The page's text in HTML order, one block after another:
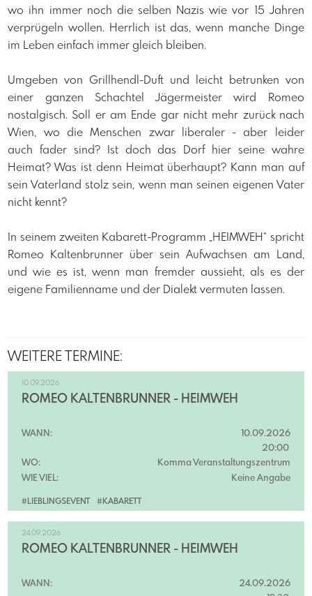
wo ihn immer noch die selben Nazis wie vor 15 Jahren
verprügeln wollen. Herrlich ist das, wenn manche Dinge
im Leben einfach immer gleich bleiben.
Umgeben von Grillhendl-Duft und leicht betrunken von
einer ganzen Schachtel Jägermeister wird Romeo
nostalgisch. Soll er am Ende gar nicht mehr zurück nach
Wien, wo die Menschen zwar liberaler - aber leider
auch fader sind? Ist doch das Dorf hier seine wahre
Heimat? Was ist denn Heimat überhaupt? Kann man auf
sein Vaterland stolz sein, wenn man seinen eigenen Vater
nicht kennt?
In seinem zweiten Kabarett-Programm „HEIMWEH“ spricht
Romeo Kaltenbrunner über sein Aufwachsen am Land,
und wie es ist, wenn man fremder aussieht, als es der
eigene Familienname und der Dialekt vermuten lassen.
WEITERE TERMINE:
#LIEBLINGSEVENT #KABARETT
10.09.2026
ROMEO KALTENBRUNNER - HEIMWEH
WANN:
10.09.2026
20:00
WO:
Komma Veranstaltungszentrum
WIE VIEL:
Keine Angabe
24.09.2026
ROMEO KALTENBRUNNER - HEIMWEH
WANN:
24.09.2026